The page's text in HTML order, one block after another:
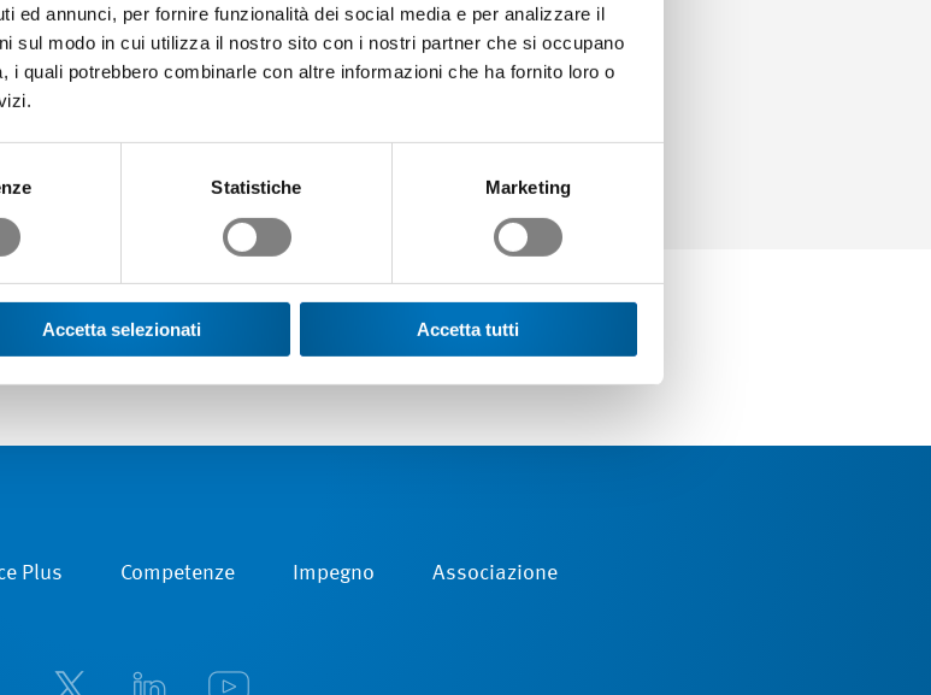
ed annunci, per fornire funzionalità dei social media e per analizzare il
sul modo in cui utilizza il nostro sito con i nostri partner che si occupano
i quali potrebbero combinarle con altre informazioni che ha fornito loro o
Statistiche Marketing
Accetta selezionati Accetta tutti
Plus Competenze Impegno Associazione